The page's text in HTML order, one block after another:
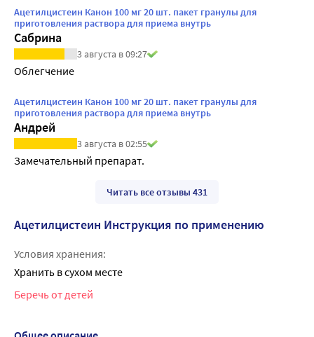
Ацетилцистеин Канон 100 мг 20 шт. пакет гранулы для
приготовления раствора для приема внутрь
Сабрина
3 августа в 09:27
Облегчение
Ацетилцистеин Канон 100 мг 20 шт. пакет гранулы для
приготовления раствора для приема внутрь
Андрей
3 августа в 02:55
Замечательный препарат.
Читать все отзывы 431
Ацетилцистеин Инструкция по применению
Условия хранения:
Хранить в сухом месте
Беречь от детей